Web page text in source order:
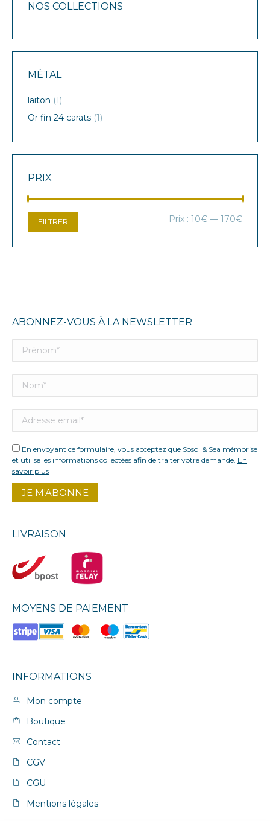
NOS COLLECTIONS
MÉTAL
laiton (1)
Or fin 24 carats (1)
PRIX
Prix
Prix
FILTRER Prix : 10€ — 170€
ABONNEZ-VOUS À LA NEWSLETTER
En envoyant ce formulaire, vous acceptez que Sosol & Sea mémorise
et utilise les informations collectées afin de traiter votre demande. En
savoir plus
LIVRAISON
MOYENS DE PAIEMENT
INFORMATIONS
Mon compte
Boutique
Contact
CGV
CGU
Mentions légales